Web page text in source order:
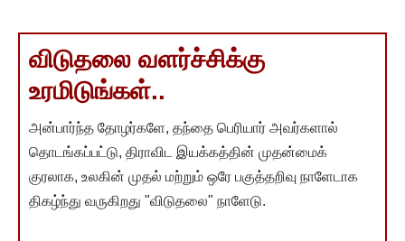
விடுதலை வளர்ச்சிக்கு
உரமிடுங்கள்..
அன்பார்ந்த தோழர்களே, தந்தை பெரியார் அவர்களால்
தொடங்கப்பட்டு, திராவிட இயக்கத்தின் முதன்மைக்
குரலாக, உலகின் முதல் மற்றும் ஒரே பகுத்தறிவு நாளேடாக
திகழ்ந்து வருகிறது "விடுதலை" நாளேடு.